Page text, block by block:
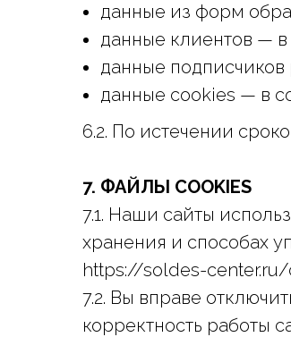
данные из форм
данные клиентов — в
данные подписчиков
данные cookies — в
6.2. По истечении
7. ФАЙЛЫ COOKIES
7.1. Наши сайты
хранения и способах
https://soldes-
7.2. Вы вправе
корректность работы